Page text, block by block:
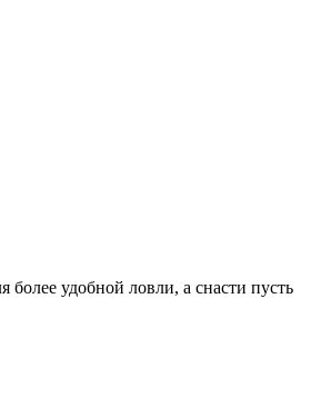
более удобной ловли, а снасти пусть